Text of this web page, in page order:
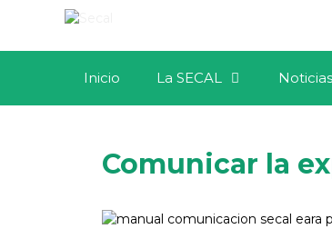
Inicio La SECAL Noticias
Comunicar la